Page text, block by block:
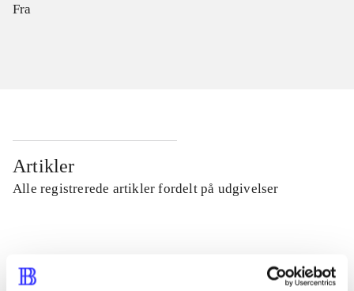
Fra
Artikler
Alle registrerede artikler fordelt på udgivelser
...